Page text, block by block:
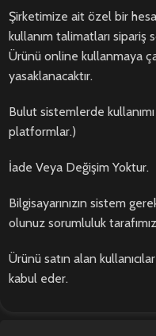
Şirketimize ait özel bir
kullanım talimatları sipariş
Ürünü online kullanmaya
yasaklanacaktır.
Bulut sistemlerde
platformlar.)
İade Veya Değişim Yoktur.
Bilgisayarınızın sistem
olunuz sorumluluk
Ürünü satın alan
kabul eder.